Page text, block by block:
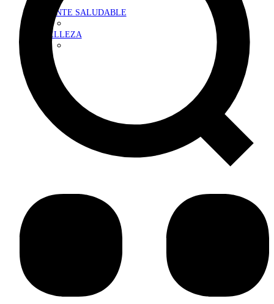
MENTE SALUDABLE
BELLEZA